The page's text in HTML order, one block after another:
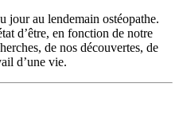
jour au lendemain ostéopathe.
d’être, en fonction de notre
de nos découvertes, de
d’une vie.